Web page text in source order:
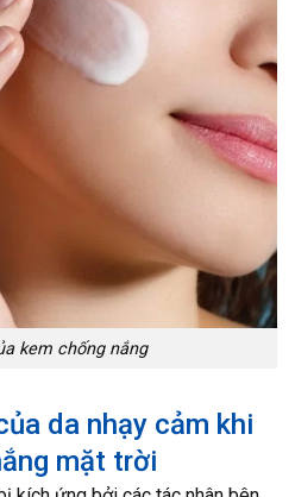
kem chống nắng
da nhạy cảm khi
mặt trời